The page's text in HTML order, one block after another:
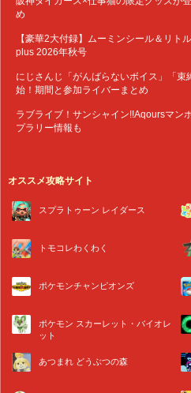
め
【豪華2大付録】ムーミンシール＆リト
plus 2026年秋号
にじさんじ「がんばらないボイス」「
始！期間と参加ライバーまとめ
ラブライブ！サンシャイン!!Aqoursマン
プラリー情報も
オススメ攻略サイト
スプラトゥーン レイダース
トモコレわくわく
ポケモンチャンピオンズ
ポケモン スカーレット・バイオレ
ット
あつまれ どうぶつの森